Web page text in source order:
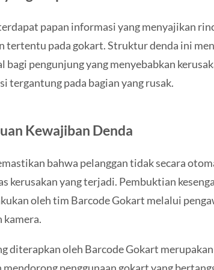
papan informasi yang menyajikan
tertentu pada gokart. Struktur denda ini
bagi pengunjung yang menyebabkan
tergantung pada bagian yang rusak.
Kewajiban Denda
bahwa pelanggan tidak secara
kerusakan yang terjadi. Pembuktian
oleh tim Barcode Gokart melalui
kamera.
diterapkan oleh Barcode Gokart